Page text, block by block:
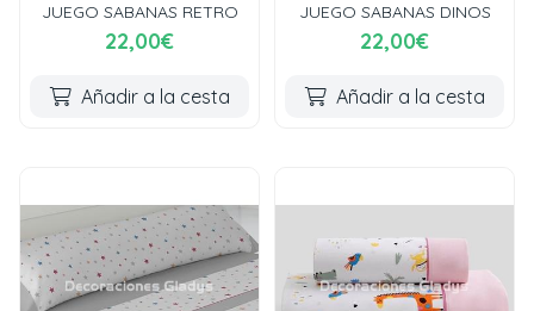
JUEGO SABANAS RETRO
22,00€
Añadir a la cesta
JUEGO SABANAS DINOS
22,00€
Añadir a la cesta